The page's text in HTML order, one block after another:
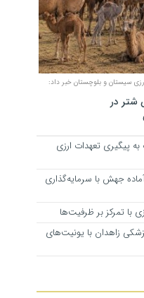
سیستان و بلوچستان خبر داد:
شتر در
پیگیری تعهدات ارزی
جهش با سرمایه‌گذاری
با تمرکز بر ظرفیت‌ها
زاهدان با یونیت‌های